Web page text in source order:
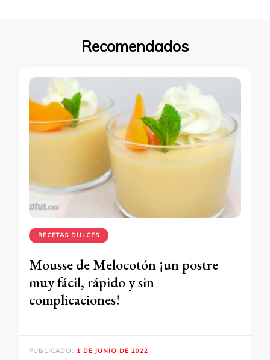
Recomendados
RECETAS DULCES
Mousse de Melocotón ¡un postre
muy fácil, rápido y sin
complicaciones!
PUBLICADO: 1 DE JUNIO DE 2022